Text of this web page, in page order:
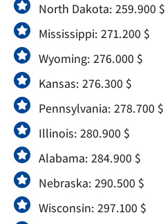
North Dakota: 259.900 $
Mississippi: 271.200 $
Wyoming: 276.000 $
Kansas: 276.300 $
Pennsylvania: 278.700 $
Illinois: 280.900 $
Alabama: 284.900 $
Nebraska: 290.500 $
Wisconsin: 297.100 $